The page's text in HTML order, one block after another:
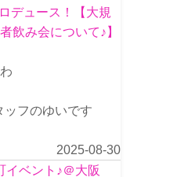
デュース！【大規
飲み会について♪】
ッフのゆいです
2025-08-30
イベント♪＠大阪